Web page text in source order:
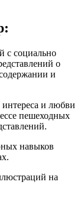
с социально
о
и
и любви
пешеходных
навыков
на